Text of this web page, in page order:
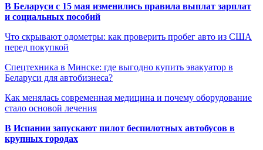
В Беларуси с 15 мая изменились правила выплат зарплат
и социальных пособий
Что скрывают одометры: как проверить пробег авто из США
перед покупкой
Спецтехника в Минске: где выгодно купить эвакуатор в
Беларуси для автобизнеса?
Как менялась современная медицина и почему оборудование
стало основой лечения
В Испании запускают пилот беспилотных автобусов в
крупных городах